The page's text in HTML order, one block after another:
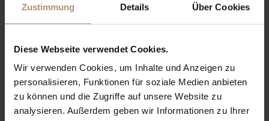
Zustimmung Details Über Cookies
Diese Webseite verwendet Cookies.
Wir verwenden Cookies, um Inhalte und Anzeigen zu
personalisieren, Funktionen für soziale Medien anbieten
zu können und die Zugriffe auf unsere Website zu
analysieren. Außerdem geben wir Informationen zu Ihrer